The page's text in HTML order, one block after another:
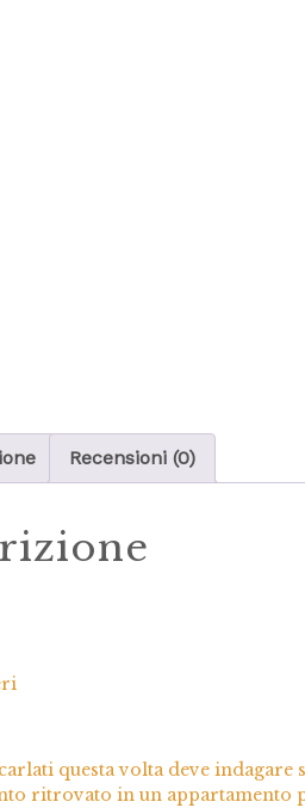
Recensioni (0)
questa volta deve indagare
ritrovato in un appartamento